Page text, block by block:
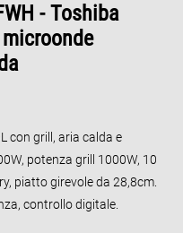
- Toshiba
microonde
con grill, aria calda e
potenza grill 1000W, 10
piatto girevole da 28,8cm.
controllo digitale.